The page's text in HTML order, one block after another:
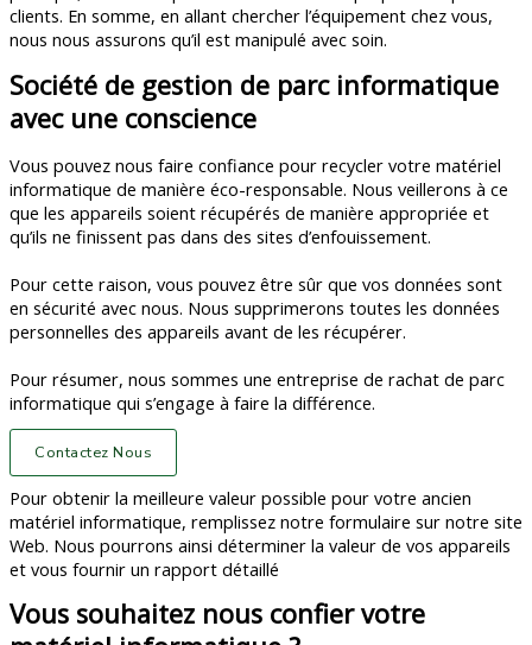
clients. En somme, en allant chercher l’équipement chez vous,
nous nous assurons qu’il est manipulé avec soin.
Société de gestion de parc informatique
avec une conscience
Vous pouvez nous faire confiance pour recycler votre matériel
informatique de manière éco-responsable. Nous veillerons à ce
que les appareils soient récupérés de manière appropriée et
qu’ils ne finissent pas dans des sites d’enfouissement.
Pour cette raison, vous pouvez être sûr que vos données sont
en sécurité avec nous. Nous supprimerons toutes les données
personnelles des appareils avant de les récupérer.
Pour résumer, nous sommes une entreprise de rachat de parc
informatique qui s’engage à faire la différence.
Contactez Nous
Pour obtenir la meilleure valeur possible pour votre ancien
matériel informatique, remplissez notre formulaire sur notre site
Web. Nous pourrons ainsi déterminer la valeur de vos appareils
et vous fournir un rapport détaillé
Vous souhaitez nous confier votre